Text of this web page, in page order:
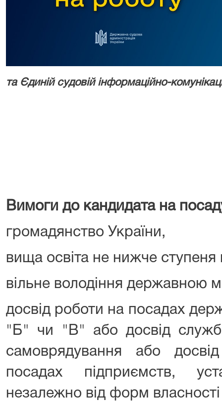
та Єдиній судовій інформаційно-
Вимоги до кандидата на
громадянство України,
вища освіта не нижче ступеня
вільне володіння державною
досвід роботи на посадах
"Б" чи "В" або досвід
самоврядування або
посадах підприємств,
незалежно від форм